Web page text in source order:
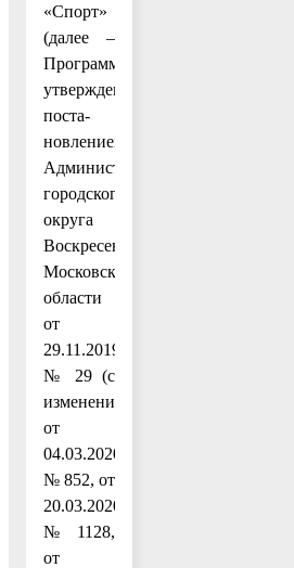
«Спорт»
(далее –
Программа),
утвержденную
поста-
новлением
Администрации
городского
округа
Воскресенск
Московской
области
от
29.11.2019
№ 29 (с
изменениями
от
04.03.2020
№ 852, от
20.03.2020
№ 1128,
от